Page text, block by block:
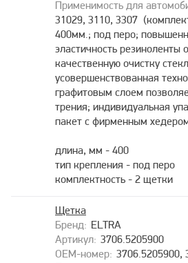
31029, 3110, 3307
400мм.; под перо;
эластичность резиноленты
качественную очистку
усовершенствованная
графитовым слоем
трения; индивидуальная
пакет с фирменным
длина, мм - 400
тип крепления - под перо
комплектность - 2 щетки
ELTRA
3706.5205900
3706.5205900,
Щетка